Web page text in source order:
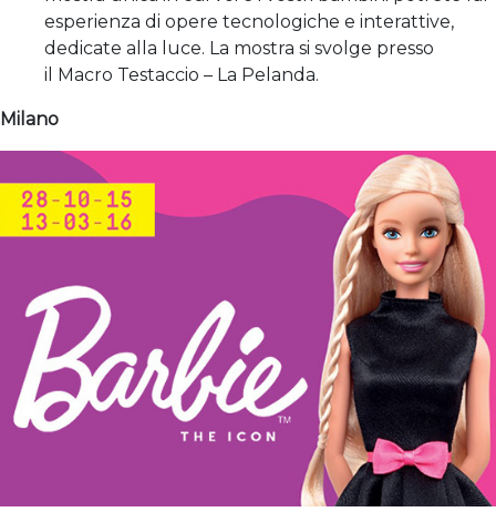
esperienza di opere tecnologiche e interattive,
dedicate alla luce. La mostra si svolge presso
il Macro Testaccio – La Pelanda.
Milano